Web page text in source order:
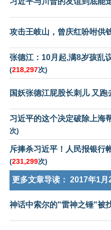
攻击王岐山，曾庆红吩咐供
张德江：10月起,满8岁孩乱
(218,297次)
国妖张德江屁股长刺儿 又跑
习近平的这个决定破除上海
次)
斥捧杀习近平！人民报银行
(231,299次)
更多文章导读： 2017年1月
神话中索尔的"雷神之锤"被